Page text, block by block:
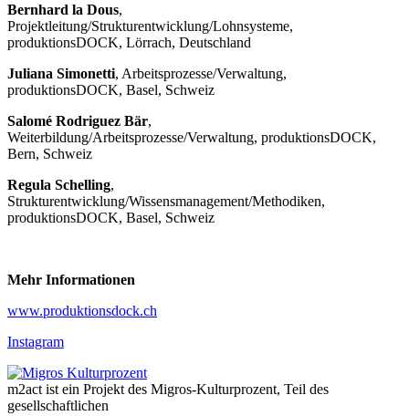
Bernhard la Dous,
Projektleitung/Strukturentwicklung/Lohnsysteme,
produktionsDOCK, Lörrach, Deutschland
Juliana Simonetti, Arbeitsprozesse/Verwaltung,
produktionsDOCK, Basel, Schweiz
Salomé Rodriguez Bär,
Weiterbildung/Arbeitsprozesse/Verwaltung, produktionsDOCK,
Bern, Schweiz
Regula Schelling,
Strukturentwicklung/Wissensmanagement/Methodiken,
produktionsDOCK, Basel, Schweiz
Mehr Informationen
www.produktionsdock.ch
Instagram
m2act ist ein Projekt des Migros-Kulturprozent, Teil des
gesellschaftlichen